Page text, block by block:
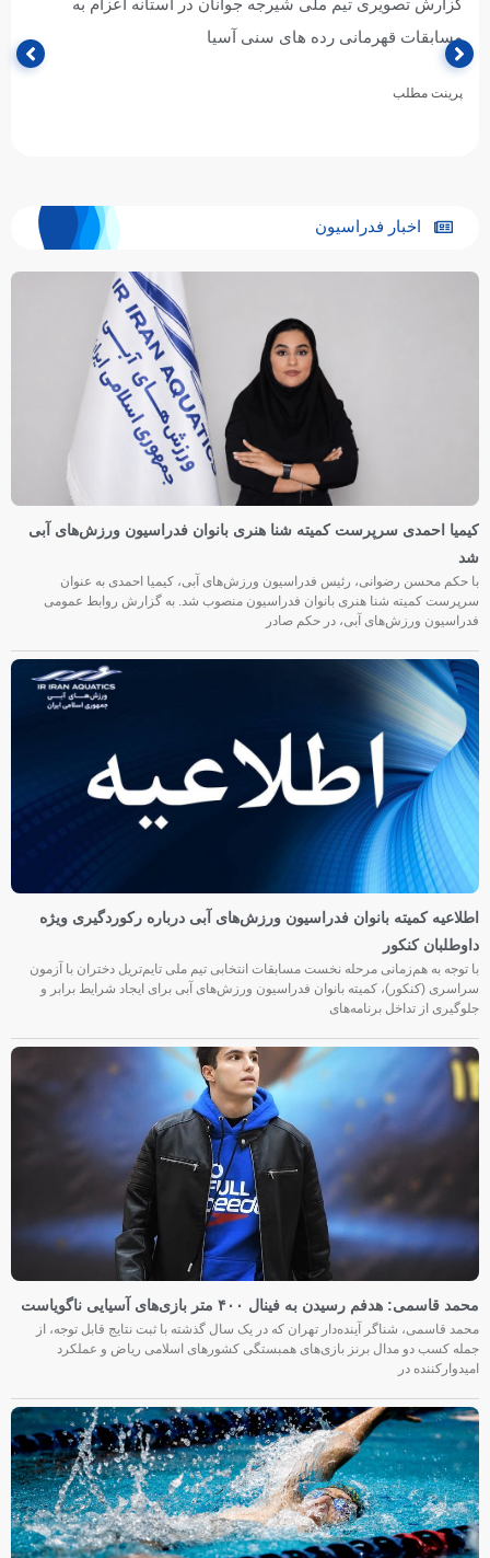
گزارش تصویری تیم‌ملی واترپلو جوانان در آستانه اعزام به
مسابقات قهرمانی رده های سنی آسیا
پرینت مطلب
اخبار فدراسیون
کیمیا احمدی سرپرست کمیته شنا هنری بانوان فدراسیون ورزش‌های آبی
شد
با حکم محسن رضوانی، رئیس فدراسیون ورزش‌های آبی، کیمیا احمدی به عنوان
سرپرست کمیته شنا هنری بانوان فدراسیون منصوب شد. به گزارش روابط عمومی
فدراسیون ورزش‌های آبی، در حکم صادر
اطلاعیه کمیته بانوان فدراسیون ورزش‌های آبی درباره رکوردگیری ویژه
داوطلبان کنکور
با توجه به هم‌زمانی مرحله نخست مسابقات انتخابی تیم ملی تایم‌تریل دختران با آزمون
سراسری (کنکور)، کمیته بانوان فدراسیون ورزش‌های آبی برای ایجاد شرایط برابر و
جلوگیری از تداخل برنامه‌های
محمد قاسمی: هدفم رسیدن به فینال ۴۰۰ متر بازی‌های آسیایی ناگویاست
محمد قاسمی، شناگر آینده‌دار تهران که در یک سال گذشته با ثبت نتایج قابل توجه، از
جمله کسب دو مدال برنز بازی‌های همبستگی کشورهای اسلامی ریاض و عملکرد
امیدوارکننده در